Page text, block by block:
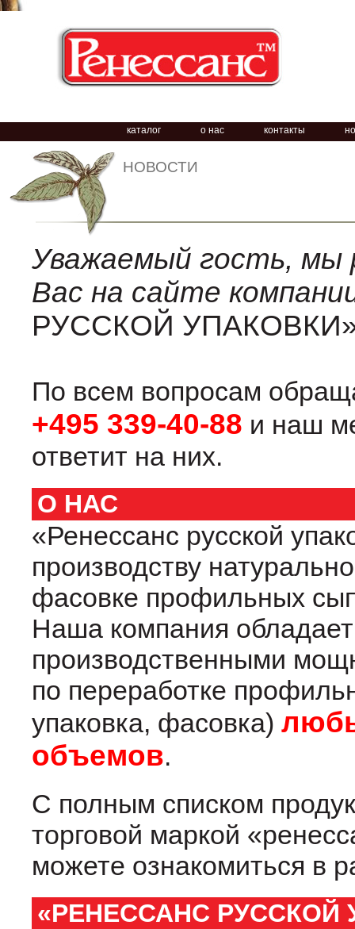
каталог о нас контакты
НОВОСТИ
Уважаемый гость, мы
Вас на сайте
РУССКОЙ
По всем вопросам
+495 339-40-88 и наш
ответит на них.
О НАС
«Ренессанс русской
производству
фасовке профильных
Наша компания
производственными
по переработке
упаковка, фасовка)
объемов.
С полным списком
торговой маркой
можете ознакомиться в
«РЕНЕССАНС РУССКОЙ